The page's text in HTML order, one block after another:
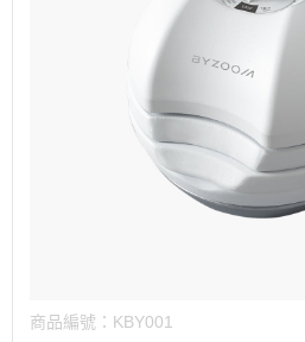
商品編號： KBY001